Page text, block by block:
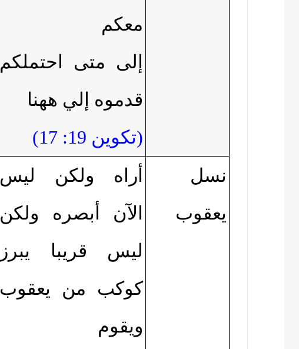
معكم
إلى متى احتملكم
قدموه إلي ههنا
(تكوين 19: 17)
نسل
يعقوب
أراه ولكن ليس
الآن أبصره ولكن
ليس قريبا يبرز
كوكب من يعقوب
ويقوم